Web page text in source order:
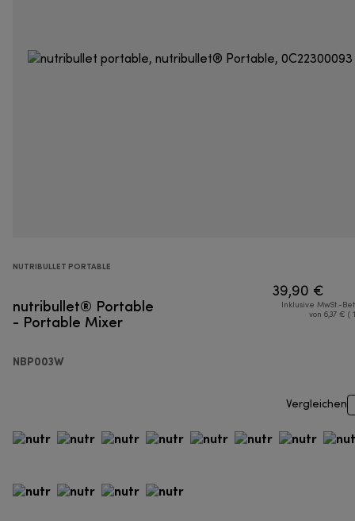
NUTRIBULLET PORTABLE
nutribullet® Portable
- Portable Mixer
NBP003W
39,90 €
Inklusive MwSt.-
von 6,37 € (
Vergleichen